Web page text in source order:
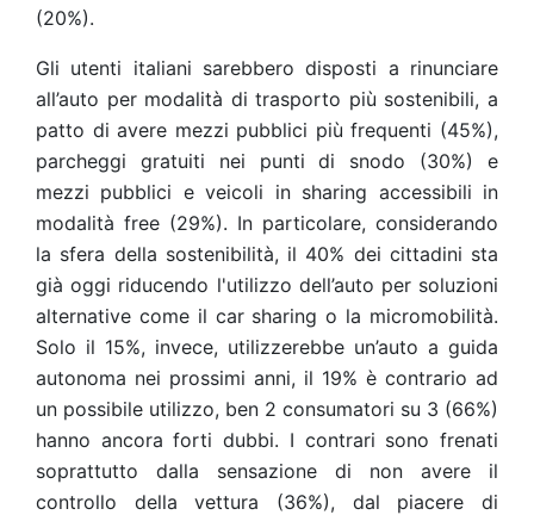
(20%).
Gli utenti italiani sarebbero disposti a rinunciare
all’auto per modalità di trasporto più sostenibili, a
patto di avere mezzi pubblici più frequenti (45%),
parcheggi gratuiti nei punti di snodo (30%) e
mezzi pubblici e veicoli in sharing accessibili in
modalità free (29%). In particolare, considerando
la sfera della sostenibilità, il 40% dei cittadini sta
già oggi riducendo l'utilizzo dell’auto per soluzioni
alternative come il car sharing o la micromobilità.
Solo il 15%, invece, utilizzerebbe un’auto a guida
autonoma nei prossimi anni, il 19% è contrario ad
un possibile utilizzo, ben 2 consumatori su 3 (66%)
hanno ancora forti dubbi. I contrari sono frenati
soprattutto dalla sensazione di non avere il
controllo della vettura (36%), dal piacere di